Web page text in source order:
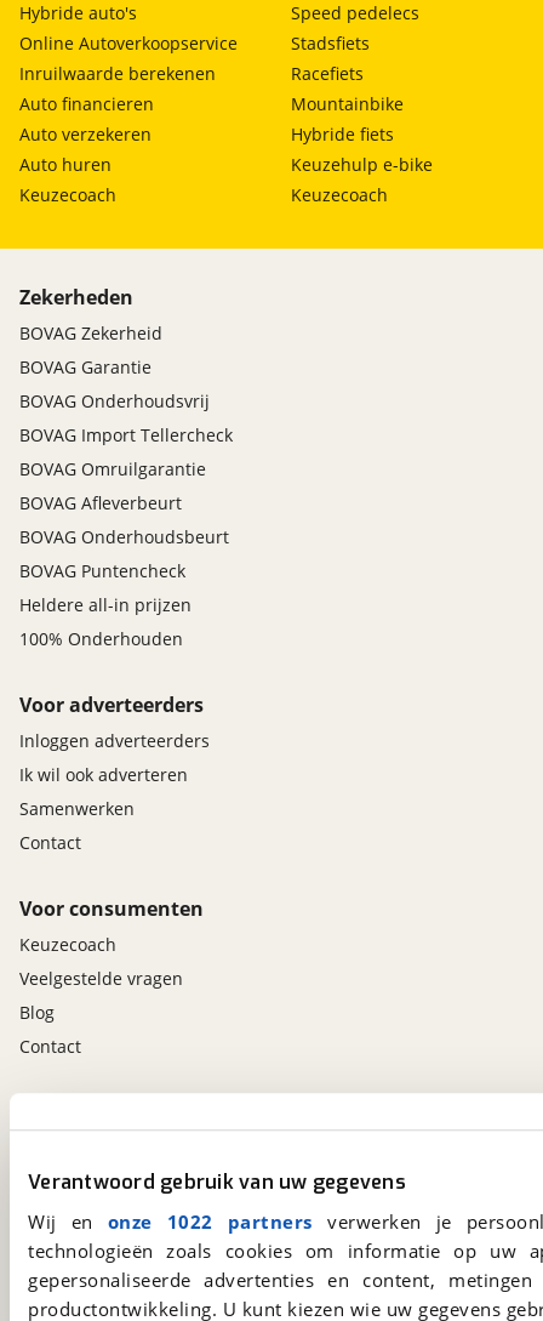
Verantwoord gebruik van uw gegevens
Wij en onze 1022 partners verwerken je
technologieën zoals cookies om informatie op
gepersonaliseerde advertenties en content,
productontwikkeling. U kunt kiezen wie uw gegevens
Hybride auto's
Online Autoverkoopservice
Inruilwaarde berekenen
Auto financieren
Auto verzekeren
Auto huren
Keuzecoach
Speed pedelecs
Stadsfiets
Racefiets
Mountainbike
Hybride fiets
Keuzehulp e-bike
Keuzecoach
Zekerheden
BOVAG Zekerheid
BOVAG Garantie
BOVAG Onderhoudsvrij
BOVAG Import Tellercheck
BOVAG Omruilgarantie
BOVAG Afleverbeurt
BOVAG Onderhoudsbeurt
BOVAG Puntencheck
Heldere all-in prijzen
100% Onderhouden
Voor adverteerders
Inloggen adverteerders
Ik wil ook adverteren
Samenwerken
Contact
Voor consumenten
Keuzecoach
Veelgestelde vragen
Blog
Contact
viaBOVAG.nl
Kosterijland 15
Download 'm nu.